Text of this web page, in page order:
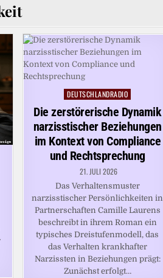
Posted
DEUTSCHLANDRADIO
Die zerstörerische Dynamik
narzisstischer Beziehungen
im Kontext von Compliance
und Rechtsprechung
21. JULI 2026
Das Verhaltensmuster
narzisstischer Persönlichkeiten in
Partnerschaften Camille Laurens
beschreibt in ihrem Roman ein
typisches Dreistufenmodell, das
das Verhalten krankhafter
Narzissten in Beziehungen prägt:
Zunächst erfolgt…